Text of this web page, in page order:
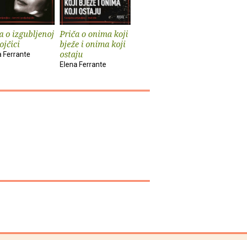
o izgubljenoj
Ferrante
Priča o onima koji
bježe i onima koji
ostaju
Elena Ferrante